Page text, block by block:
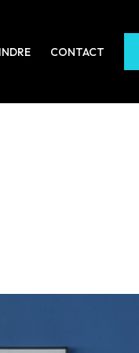
CONTACT